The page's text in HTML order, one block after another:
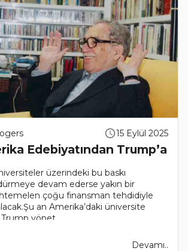
15 Eylül 2025
Edebiyatından Trump’a
üzerindeki bu baskı
devam ederse yakın bir
çoğu finansman tehdidiyle
an Amerika’daki üniversite
yönet..
Devamı..